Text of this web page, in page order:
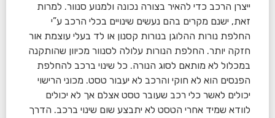
ייצרן הרכב כדי להאיר בצורה נכונה ולמנוע סנוור. למרות
זאת, ישנם מקרים בהם נעשים שינויים בכלי הרכב ע”י
החלפת נורות ההלוגן בנורות קסנון או לד בעלי עוצמת אור
חזקה יותר. החלפת הנורות עלולה לסנוור מכיוון שהותקנה
במכלול לא מותאם לסוג הנורה. כל שינוי ברכב להחלפת
הפנסים הוא לא חוקי והרכב לא יעבור טסט. מכוני הרישוי
יכולים לאשר כלי רכב שעובר טסט אצלם אך לא יכולים
לוודא שמיד אחרי הטסט לא יתבצע שום שינוי ברכב. הדרך